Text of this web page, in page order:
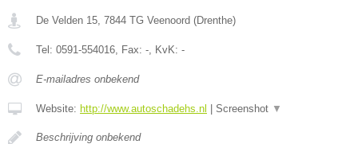
De Velden 15 7844 TG Veenoord (Drenthe)
Tel: 0591-554016 , Fax: - , KvK: -
E-mailadres onbekend
Website: http://www.autoschadehs.nl Screenshot ▼
Beschrijving onbekend